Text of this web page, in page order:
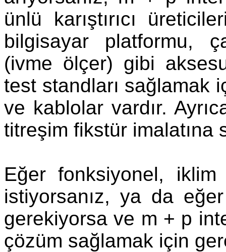
ünlü karıştırıcı
bilgisayar platformu,
(ivme ölçer) gibi
test standları sağlamak
ve kablolar vardır.
titreşim fikstür imalatına
Eğer fonksiyonel,
istiyorsanız, ya da
gerekiyorsa ve m + p
çözüm sağlamak için